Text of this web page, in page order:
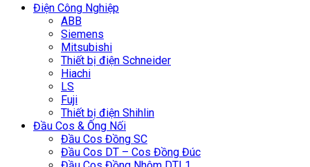
Điện Công Nghiệp
ABB
Siemens
Mitsubishi
Thiết bị điện Schneider
Hiachi
LS
Fuji
Thiết bị điện Shihlin
Đầu Cos & Ống Nối
Đầu Cos Đồng SC
Đầu Cos DT – Cos Đồng Đúc